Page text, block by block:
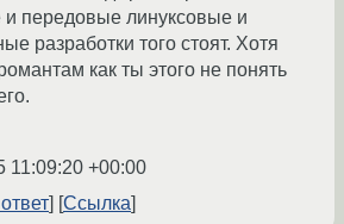
передовые линуксовые и
разработки того стоят. Хотя
как ты этого не понять
11:09:20 +00:00
Ссылка